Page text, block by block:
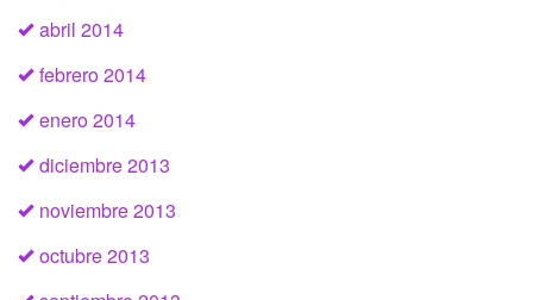
abril 2014
febrero 2014
enero 2014
diciembre 2013
noviembre 2013
octubre 2013